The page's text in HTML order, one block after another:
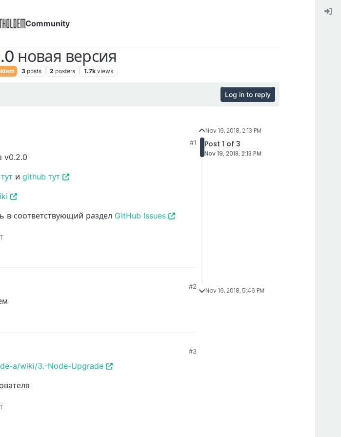
Community
новая версия
3 posts 2 posters 1.7k views
Log in to reply
#1
v0.2.0
и github тут
в соответствующий раздел GitHub Issues
#2
#3
a/wiki/3.-Node-Upgrade
Nov 19, 2018, 2:13 PM
Post 1 of 3
Nov 19, 2018, 2:13 PM
Nov 19, 2018, 5:46 PM